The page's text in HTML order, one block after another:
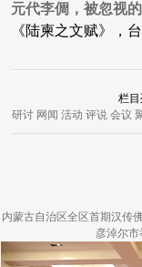
元代李倜，被忽视
《陆柬之文赋》，
栏目
研讨 网闻 活动 评说 会议
内蒙古自治区全区首期汉传
彦淖尔